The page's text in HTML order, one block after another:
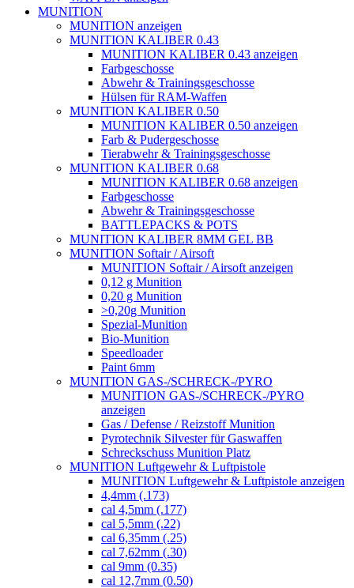
MUNITION
MUNITION anzeigen
MUNITION KALIBER 0.43
MUNITION KALIBER 0.43 anzeigen
Farbgeschosse
Abwehr & Trainingsgeschosse
Hülsen für RAM-Waffen
MUNITION KALIBER 0.50
MUNITION KALIBER 0.50 anzeigen
Farb & Pudergeschosse
Tierabwehr & Trainingsgeschosse
MUNITION KALIBER 0.68
MUNITION KALIBER 0.68 anzeigen
Farbgeschosse
Abwehr & Trainingsgeschosse
BATTLEPACKS & POTS
MUNITION KALIBER 8MM GEL BB
MUNITION Softair / Airsoft
MUNITION Softair / Airsoft anzeigen
0,12 g Munition
0,20 g Munition
>0,20g Munition
Spezial-Munition
Bio-Munition
Speedloader
Paint 6mm
MUNITION GAS-/SCHRECK-/PYRO
MUNITION GAS-/SCHRECK-/PYRO
anzeigen
Gas / Defense / Reizstoff Munition
Pyrotechnik Silvester für Gaswaffen
Schreckschuss Munition Platz
MUNITION Luftgewehr & Luftpistole
MUNITION Luftgewehr & Luftpistole anzeigen
4,4mm (.173)
cal 4,5mm (.177)
cal 5,5mm (.22)
cal 6,35mm (.25)
cal 7,62mm (.30)
cal 9mm (0.35)
cal 12,7mm (0.50)